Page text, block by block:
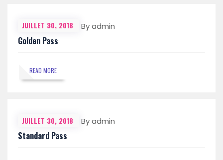
JUILLET 30, 2018 By admin
Golden Pass
READ MORE
JUILLET 30, 2018 By admin
Standard Pass